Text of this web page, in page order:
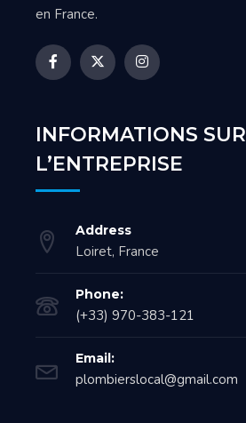
en France.
INFORMATIONS SUR
L’ENTREPRISE
Address
Loiret, France
Phone:
(+33) 970-383-121
Email:
plombierslocal@gmail.com